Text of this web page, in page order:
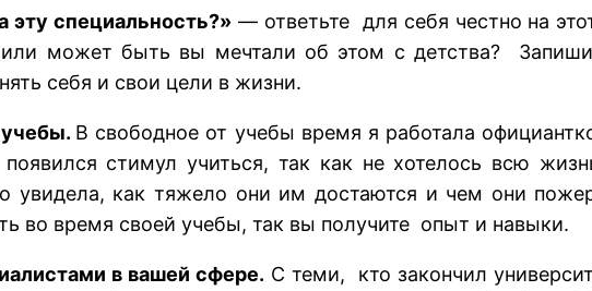
эту специальность?»— ответьте для себя честно на
или может быть вы мечтали об этом с детства?
себя и свои цели в жизни.
В свободное от учебы время я работала
появился стимул учиться, так как не хотелось всю
увидела, как тяжело они им достаются и чем они
во время своей учебы, так вы получите опыт и навыки.
в вашей сфере. С теми, кто закончил